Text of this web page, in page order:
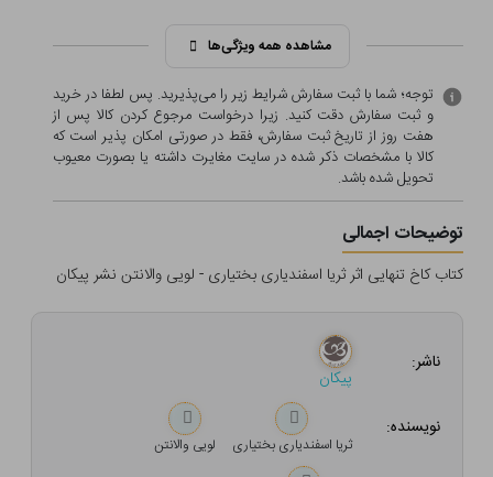
مشاهده همه ویژگی‌ها
توجه؛ شما با ثبت سفارش شرایط زیر را می‌پذیرید. پس لطفا در خرید
و ثبت سفارش دقت کنید. زیرا درخواست مرجوع کردن کالا پس از
هفت روز از تاریخ ثبت سفارش، فقط در صورتی امکان پذیر است که
کالا با مشخصات ذکر شده در سایت مغایرت داشته یا بصورت معيوب
تحویل شده باشد.
توضیحات اجمالی
کتاب کاخ تنهایی اثر ثریا اسفندیاری بختیاری - لویی والانتن نشر پیکان
ناشر:
پیکان
نویسنده:
ثریا اسفندیاری بختیاری لویی والانتن